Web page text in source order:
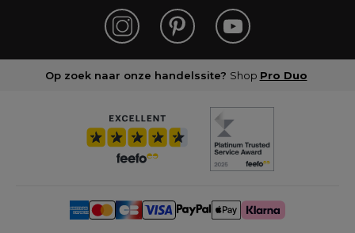
Op zoek naar onze handelssite? Shop Pro Duo